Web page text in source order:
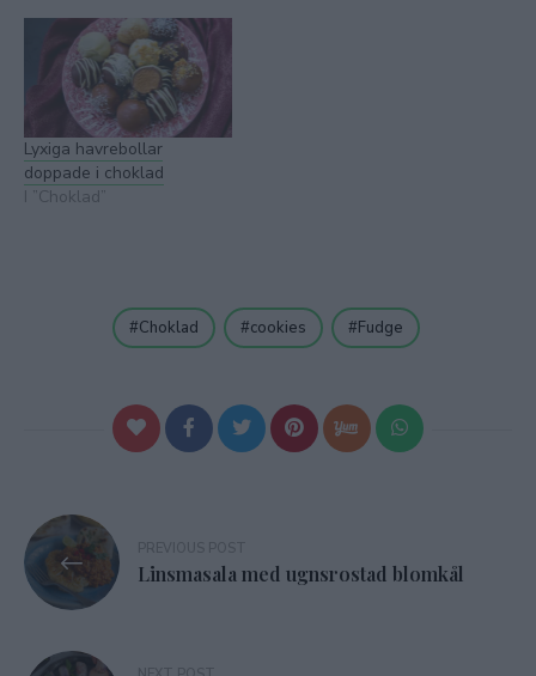
Lyxiga havrebollar
doppade i choklad
I ”Choklad”
Choklad cookies Fudge
Inläggsnavigering
Linsmasala med ugnsrostad blomkål